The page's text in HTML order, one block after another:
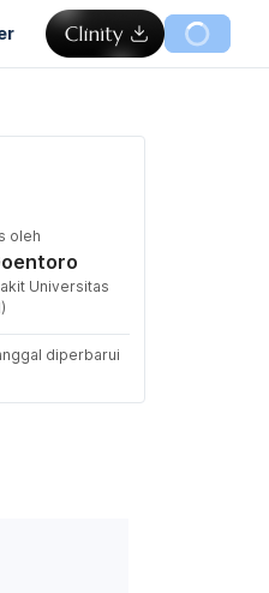
oleh
Universitas
diperbarui